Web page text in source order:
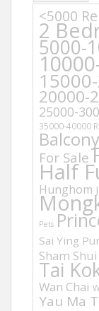
<5000
2
5000-
20000-
25000-
35000-40000
Balcony
For Sale
Half
Hunghom
Pets
Sai Ying
Sham
Tai
Wan Chai
Yau Ma